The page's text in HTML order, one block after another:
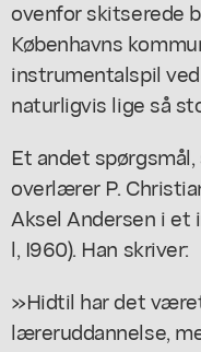
ovenfor skitserede
Københavns
instrumentalspil
naturligvis lige så
Et andet
overlærer P.
Aksel Andersen i
l, I960). Han skriver:
»Hidtil har det
læreruddannelse,